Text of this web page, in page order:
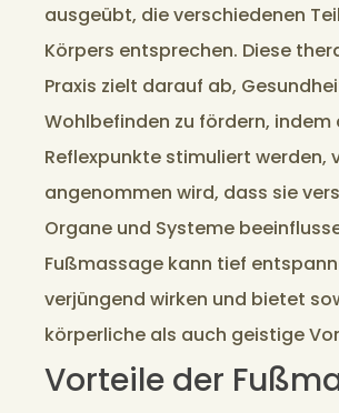
ausgeübt, die verschiedenen
Körpers entsprechen. Diese
Praxis zielt darauf ab,
Wohlbefinden zu fördern, indem
Reflexpunkte stimuliert werden,
angenommen wird, dass sie
Organe und Systeme
Fußmassage kann tief
verjüngend wirken und bietet
körperliche als auch geistige
Vorteile der